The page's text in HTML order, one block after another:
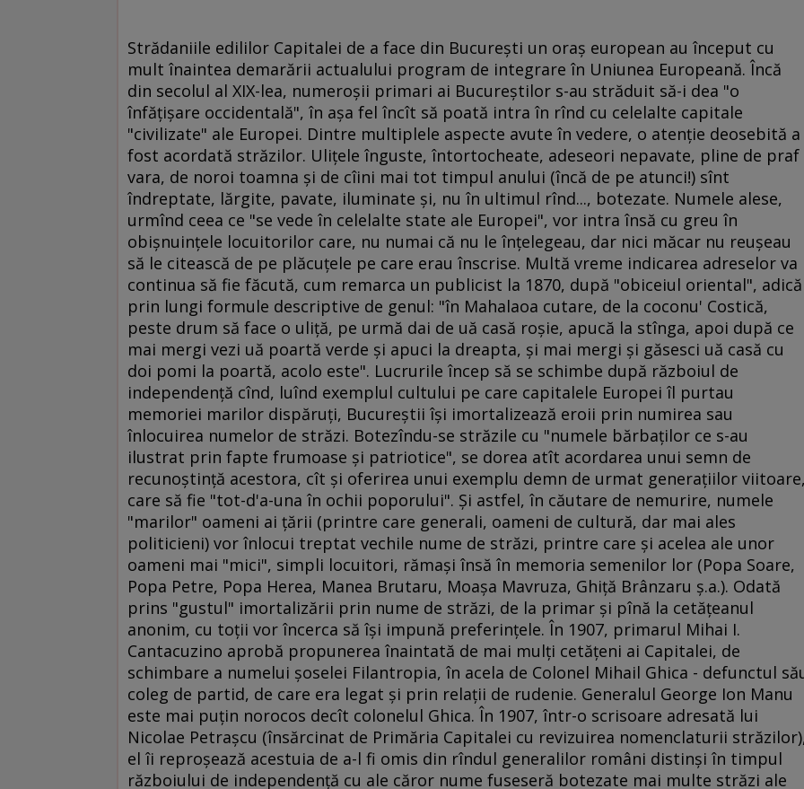
Strădaniile edililor Capitalei de a face din Bucureşti un oraş european au început cu
mult înaintea demarării actualului program de integrare în Uniunea Europeană. Încă
din secolul al XIX-lea, numeroşii primari ai Bucureştilor s-au străduit să-i dea "o
înfăţişare occidentală", în aşa fel încît să poată intra în rînd cu celelalte capitale
"civilizate" ale Europei. Dintre multiplele aspecte avute în vedere, o atenţie deosebită a
fost acordată străzilor. Uliţele înguste, întortocheate, adeseori nepavate, pline de praf
vara, de noroi toamna şi de cîini mai tot timpul anului (încă de pe atunci!) sînt
îndreptate, lărgite, pavate, iluminate şi, nu în ultimul rînd..., botezate. Numele alese,
urmînd ceea ce "se vede în celelalte state ale Europei", vor intra însă cu greu în
obişnuinţele locuitorilor care, nu numai că nu le înţelegeau, dar nici măcar nu reuşeau
să le citească de pe plăcuţele pe care erau înscrise. Multă vreme indicarea adreselor va
continua să fie făcută, cum remarca un publicist la 1870, după "obiceiul oriental", adică
prin lungi formule descriptive de genul: "în Mahalaoa cutare, de la coconu' Costică,
peste drum să face o uliţă, pe urmă dai de uă casă roşie, apucă la stînga, apoi după ce
mai mergi vezi uă poartă verde şi apuci la dreapta, şi mai mergi şi găsesci uă casă cu
doi pomi la poartă, acolo este". Lucrurile încep să se schimbe după războiul de
independenţă cînd, luînd exemplul cultului pe care capitalele Europei îl purtau
memoriei marilor dispăruţi, Bucureştii îşi imortalizează eroii prin numirea sau
înlocuirea numelor de străzi. Botezîndu-se străzile cu "numele bărbaţilor ce s-au
ilustrat prin fapte frumoase şi patriotice", se dorea atît acordarea unui semn de
recunoştinţă acestora, cît şi oferirea unui exemplu demn de urmat generaţiilor viitoare,
care să fie "tot-d'a-una în ochii poporului". Şi astfel, în căutare de nemurire, numele
"marilor" oameni ai ţării (printre care generali, oameni de cultură, dar mai ales
politicieni) vor înlocui treptat vechile nume de străzi, printre care şi acelea ale unor
oameni mai "mici", simpli locuitori, rămaşi însă în memoria semenilor lor (Popa Soare,
Popa Petre, Popa Herea, Manea Brutaru, Moaşa Mavruza, Ghiţă Brânzaru ş.a.). Odată
prins "gustul" imortalizării prin nume de străzi, de la primar şi pînă la cetăţeanul
anonim, cu toţii vor încerca să îşi impună preferinţele. În 1907, primarul Mihai I.
Cantacuzino aprobă propunerea înaintată de mai mulţi cetăţeni ai Capitalei, de
schimbare a numelui şoselei Filantropia, în acela de Colonel Mihail Ghica - defunctul
coleg de partid, de care era legat şi prin relaţii de rudenie. Generalul George Ion Manu
este mai puţin norocos decît colonelul Ghica. În 1907, într-o scrisoare adresată lui
Nicolae Petraşcu (însărcinat de Primăria Capitalei cu revizuirea nomenclaturii
el îi reproşează acestuia de a-l fi omis din rîndul generalilor români distinşi în timpul
războiului de independenţă cu ale căror nume fuseseră botezate mai multe străzi ale